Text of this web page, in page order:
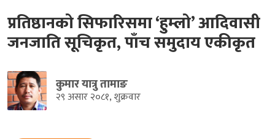
प्रतिष्ठानको सिफारिसमा ‘हुम्लो’ आदिवासी
जनजाति सूचिकृत, पाँच समुदाय एकीकृत
कुमार यात्रु तामाङ
२९ असार २०८१, शुक्रवार